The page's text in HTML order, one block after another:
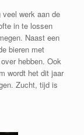
werk aan de
in te lossen
Naast een
bieren met
hebben. Ook
wordt het dit jaar
Zucht, tijd is